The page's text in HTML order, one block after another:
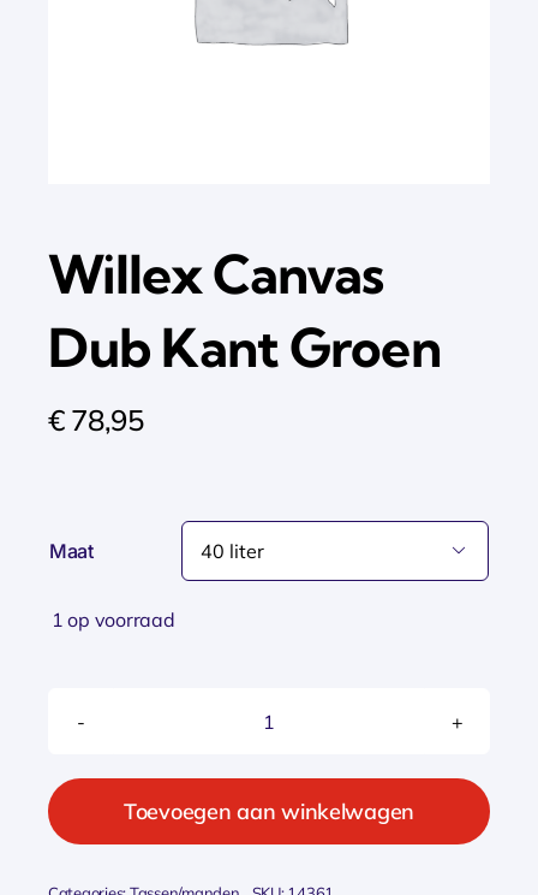
Willex Canvas
Dub Kant Groen
€78,95
Maat 
1 op voorraad
Willex
Dub
Toevoegen aan winkelwagen